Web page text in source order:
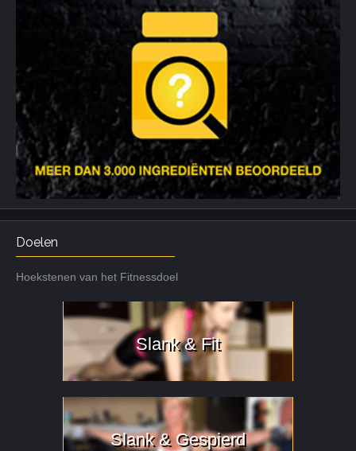
Doelen
Hoekstenen van het Fitnessdoel
Slank & Fit
Slank & Gespierd